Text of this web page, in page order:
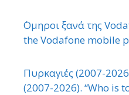
΄Ομηροι ξανά της
the Vodafone mobile
Πυρκαγιές (2007-
(2007-2026). “Who is